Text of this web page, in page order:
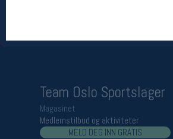
Lørdag:
11-16
Team Oslo Sportslager
Magasinet
Medlemstilbud og aktiviteter
MELD DEG INN GRATIS